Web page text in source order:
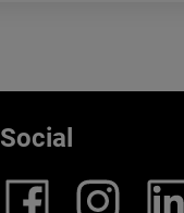
Social